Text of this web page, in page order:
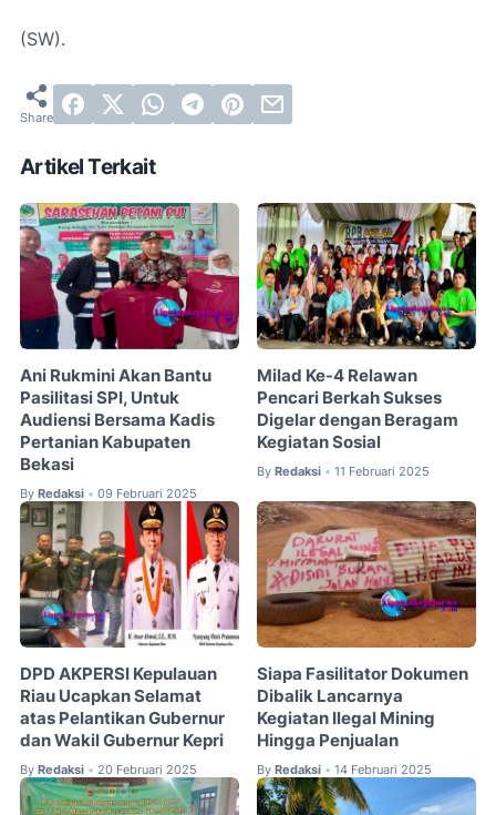
(SW).
Artikel Terkait
Ani Rukmini Akan Bantu
Pasilitasi SPI, Untuk
Audiensi Bersama Kadis
Pertanian Kabupaten
Bekasi
By Redaksi • 09 Februari 2025
Milad Ke-4 Relawan
Pencari Berkah Sukses
Digelar dengan Beragam
Kegiatan Sosial
By Redaksi • 11 Februari 2025
DPD AKPERSI Kepulauan
Riau Ucapkan Selamat
atas Pelantikan Gubernur
dan Wakil Gubernur Kepri
By Redaksi • 20 Februari 2025
Siapa Fasilitator Dokumen
Dibalik Lancarnya
Kegiatan Ilegal Mining
Hingga Penjualan
By Redaksi • 14 Februari 2025